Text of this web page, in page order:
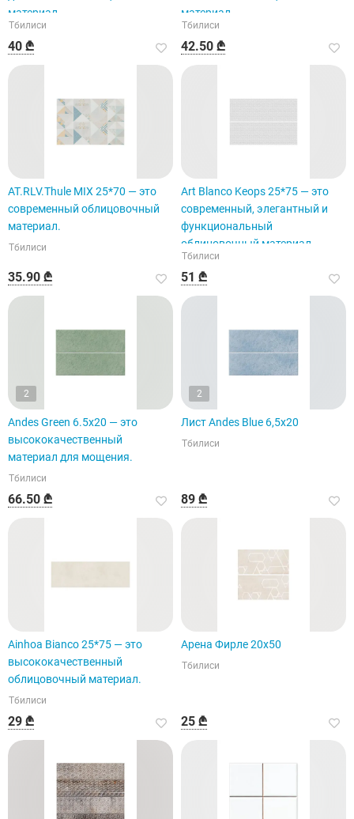
материал.
Тбилиси
40 ₾
материал.
Тбилиси
42.50 ₾
AT.RLV.Thule MIX 25*70 — это
современный облицовочный
материал.
Тбилиси
35.90 ₾
Art Blanco Keops 25*75 — это
современный, элегантный и
функциональный
облицовочный материал.
Тбилиси
51 ₾
2
Andes Green 6.5x20 — это
высококачественный
материал для мощения.
Тбилиси
66.50 ₾
2
Лист Andes Blue 6,5x20
Тбилиси
89 ₾
Ainhoa Bianco 25*75 — это
высококачественный
облицовочный материал.
Тбилиси
29 ₾
Арена Фирле 20х50
Тбилиси
25 ₾